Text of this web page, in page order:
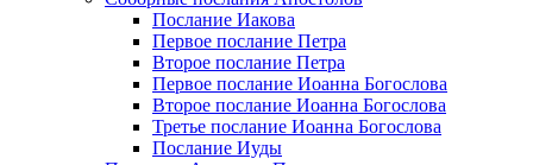
Послание Иакова
Первое послание Петра
Второе послание Петра
Первое послание Иоанна Богослова
Второе послание Иоанна Богослова
Третье послание Иоанна Богослова
Послание Иуды